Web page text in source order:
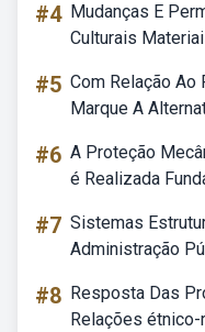
#4 Mudanças E
Culturais
#5 Com Relação
Marque A
#6 A Proteção
é Realizada
#7 Sistemas
Administração
#8 Resposta Das
Relações